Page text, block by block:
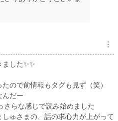
︙
した✨✨
ので前情報もタグも見ず（笑）
んだー
らな感じで読み始めました
ゅさまの、話の求心力が上がって